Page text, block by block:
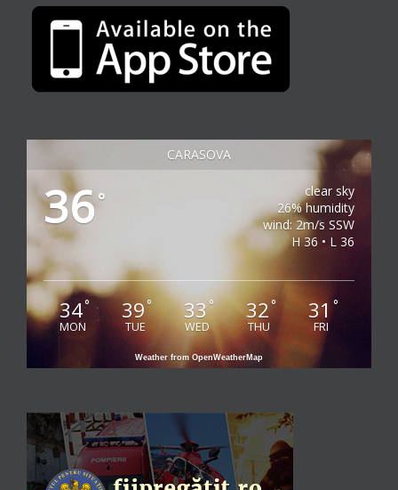
CARASOVA
36°
clear sky
26% humidity
wind: 2m/s SSW
H 36 • L 36
34°
MON
39°
TUE
33°
WED
32°
THU
31 °
FRI
Weather from OpenWeatherMap